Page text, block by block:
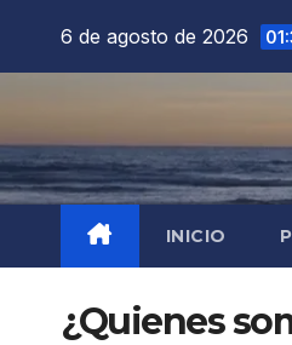
6 de agosto de 2026
INICIO
¿Quienes